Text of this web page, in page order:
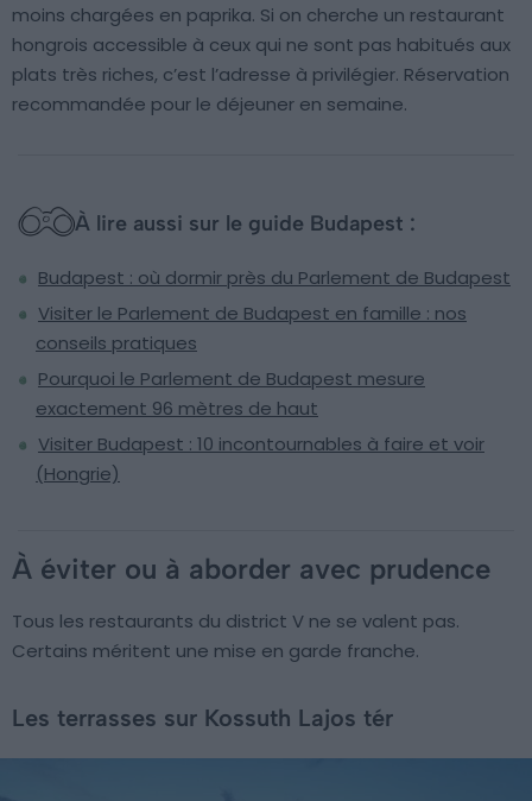
moins chargées en paprika. Si on cherche un restaurant
hongrois accessible à ceux qui ne sont pas habitués aux
plats très riches, c’est l’adresse à privilégier. Réservation
recommandée pour le déjeuner en semaine.
À lire aussi sur le guide Budapest :
Budapest : où dormir près du Parlement de Budapest
Visiter le Parlement de Budapest en famille : nos
conseils pratiques
Pourquoi le Parlement de Budapest mesure
exactement 96 mètres de haut
Visiter Budapest : 10 incontournables à faire et voir
(Hongrie)
À éviter ou à aborder avec prudence
Tous les restaurants du district V ne se valent pas.
Certains méritent une mise en garde franche.
Les terrasses sur Kossuth Lajos tér